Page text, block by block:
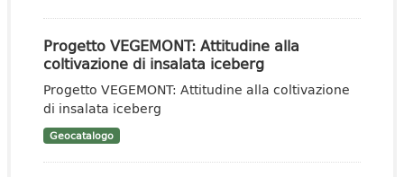
Progetto VEGEMONT: Attitudine alla
coltivazione di insalata iceberg
Progetto VEGEMONT: Attitudine alla coltivazione
di insalata iceberg
Geocatalogo